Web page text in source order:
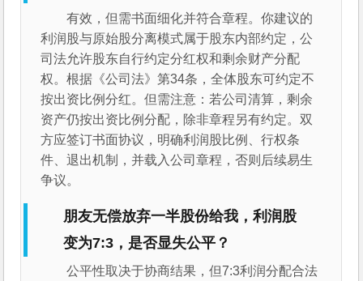
有效，但需书面细化并符合章程。你建议的
利润股与原始股分离模式属于股东内部约定，公
司法允许股东自行约定分红权和剩余财产分配
权。根据《公司法》第34条，全体股东可约定不
按出资比例分红。但需注意：若公司清算，剩余
资产仍按出资比例分配，除非章程另有约定。双
方应签订书面协议，明确利润股比例、行权条
件、退出机制，并载入公司章程，否则后续易生
争议。
朋友无偿放弃一半股份给我，利润股
变为7:3，是否显失公平？
公平性取决于协商结果，但7:3利润分配合法